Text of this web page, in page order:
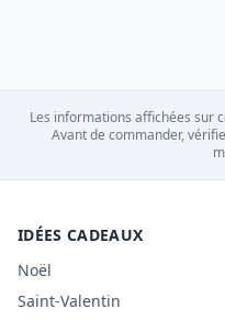
Les informations affichées sur
Avant de commander,
IDÉES CADEAUX
Noël
Saint-Valentin